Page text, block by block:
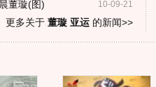
10-09-21
董璇(图)
更多关于 董璇 亚运的新闻>>